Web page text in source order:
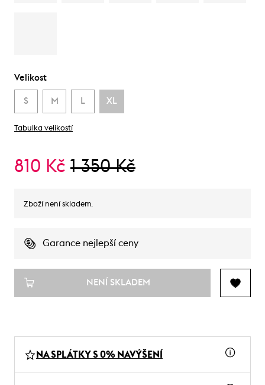
Velikost
S M L XL
Tabulka velikostí
810 Kč 1 350 Kč
Zboží není skladem.
Garance nejlepší ceny
NENÍ SKLADEM
NA SPLÁTKY S 0% NAVÝŠENÍ